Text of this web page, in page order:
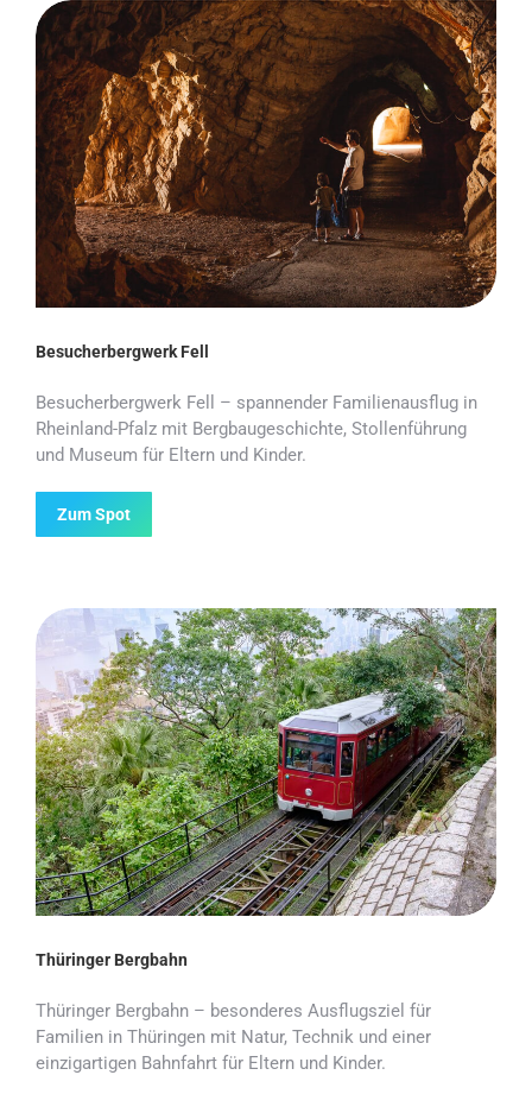
Besucherbergwerk Fell
Besucherbergwerk Fell – spannender Familienausflug in
Rheinland-Pfalz mit Bergbaugeschichte, Stollenführung
und Museum für Eltern und Kinder.
Zum Spot
Thüringer Bergbahn
Thüringer Bergbahn – besonderes Ausflugsziel für
Familien in Thüringen mit Natur, Technik und einer
einzigartigen Bahnfahrt für Eltern und Kinder.